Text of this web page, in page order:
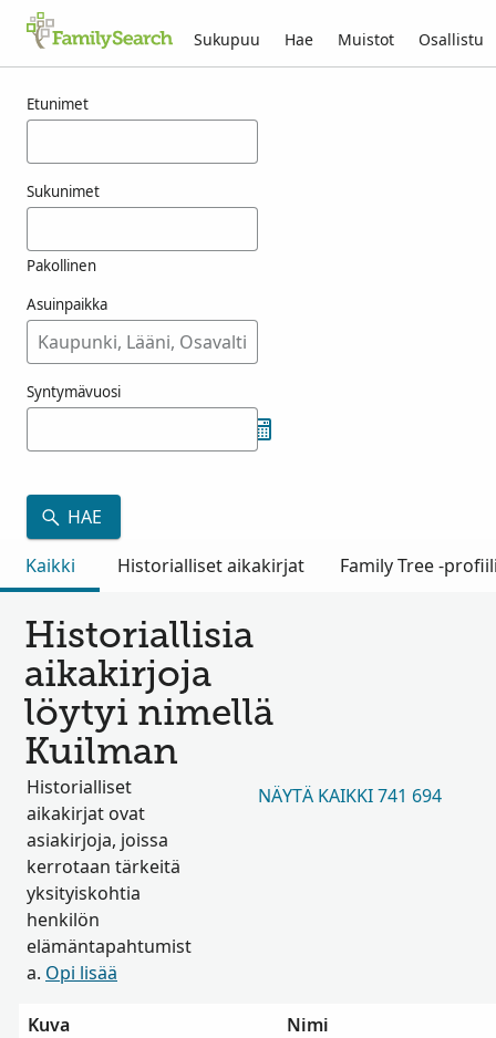
Sukupuu Hae Muistot Osallistu
Etunimet
Sukunimet
Pakollinen
Asuinpaikka
Syntymävuosi
HAE
Kaikki
Historialliset aikakirjat Family Tree -
Historiallisia
aikakirjoja
löytyi nimellä
Kuilman
Historialliset
aikakirjat ovat
asiakirjoja, joissa
kerrotaan tärkeitä
yksityiskohtia
henkilön
elämäntapahtumist
a. Opi lisää
NÄYTÄ KAIKKI 741 694
Kuva
Nimi